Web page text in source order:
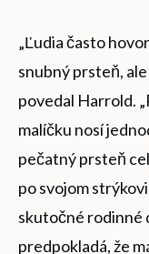
„Ľudia často
snubný prsteň,
povedal Harrold.
malíčku nosí
pečatný prsteň
po svojom
skutočné rodinné
predpokladá, že